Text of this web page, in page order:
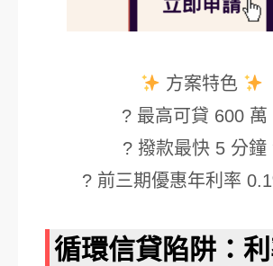
方案特色
? 最高可貸 600 萬
? 撥款最快 5 分鐘
? 前三期優惠年利率
循環信貸陷阱：